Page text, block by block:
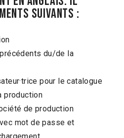
suivants :
du/de la
pour le catalogue
production
de production
mot de passe et